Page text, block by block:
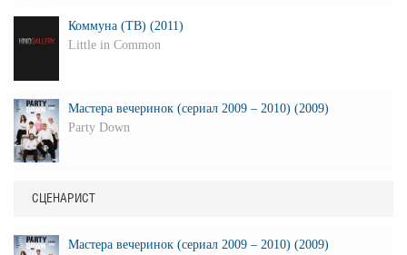
Коммуна (ТВ) (2011)
Little in Common
Мастера вечеринок (сериал 2009 – 2010) (2009)
Party Down
СЦЕНАРИСТ
Мастера вечеринок (сериал 2009 – 2010) (2009)